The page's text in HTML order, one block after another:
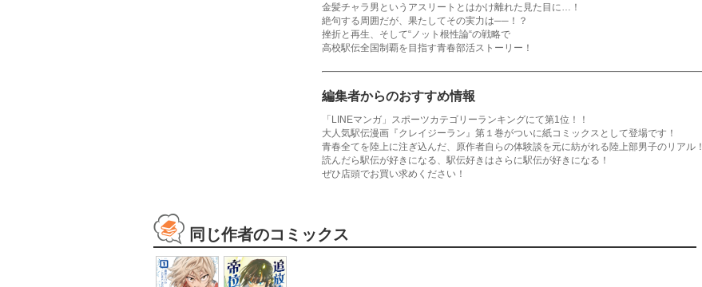
金髪チャラ男というアスリートとはかけ離れた見た目に…！
絶句する周囲だが、果たしてその実力は──！？
挫折と再生、そして“ノット根性論“の戦略で
高校駅伝全国制覇を目指す青春部活ストーリー！
編集者からのおすすめ情報
「LINEマンガ」スポーツカテゴリーランキングにて第1位！！
大人気駅伝漫画『クレイジーラン』第１巻がついに紙コミックスとして登場です！
青春全てを陸上に注ぎ込んだ、原作者自らの体験談を元に紡がれる陸上部男子のリアル！
読んだら駅伝が好きになる、駅伝好きはさらに駅伝が好きになる！
ぜひ店頭でお買い求めください！
同じ作者のコミックス